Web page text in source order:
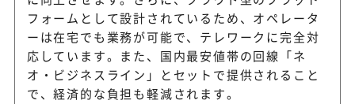
フォームとして設計されているため、オペレータ
ーは在宅でも業務が可能で、テレワークに完全対
応しています。また、国内最安値帯の回線「ネ
オ・ビジネスライン」とセットで提供されること
で、経済的な負担も軽減されます。